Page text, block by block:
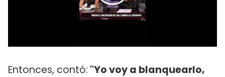
Entonces, contó: "Yo voy a blanquearlo,